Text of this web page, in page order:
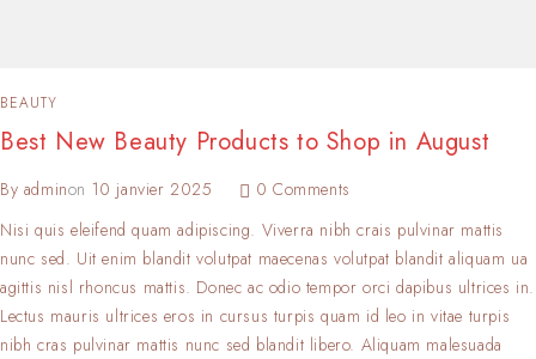
BEAUTY
Best New Beauty Products to Shop in August
By adminon 10 janvier 2025
0 Comments
Nisi quis eleifend quam adipiscing. Viverra nibh crais pulvinar mattis
nunc sed. Uit enim blandit volutpat maecenas volutpat blandit aliquam ua
agittis nisl rhoncus mattis. Donec ac odio tempor orci dapibus ultrices in.
Lectus mauris ultrices eros in cursus turpis quam id leo in vitae turpis
nibh cras pulvinar mattis nunc sed blandit libero. Aliquam malesuada